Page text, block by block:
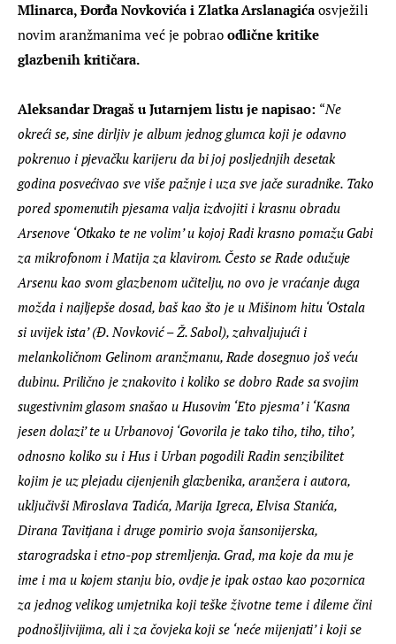
Mlinarca, Đorđa Novkovića i Zlatka Arslanagića osvježili
novim aranžmanima već je pobrao odlične kritike
glazbenih kritičara.
Aleksandar Dragaš u Jutarnjem listu je napisao: “Ne
okreći se, sine dirljiv je album jednog glumca koji je odavno
pokrenuo i pjevačku karijeru da bi joj posljednjih desetak
godina posvećivao sve više pažnje i uza sve jače suradnike. Tako
pored spomenutih pjesama valja izdvojiti i krasnu obradu
Arsenove ‘Otkako te ne volim’ u kojoj Radi krasno pomažu Gabi
za mikrofonom i Matija za klavirom. Često se Rade odužuje
Arsenu kao svom glazbenom učitelju, no ovo je vraćanje duga
možda i najljepše dosad, baš kao što je u Mišinom hitu ‘Ostala
si uvijek ista’ (Đ. Novković – Ž. Sabol), zahvaljujući i
melankoličnom Gelinom aranžmanu, Rade dosegnuo još veću
dubinu. Prilično je znakovito i koliko se dobro Rade sa svojim
sugestivnim glasom snašao u Husovim ‘Eto pjesma’ i ‘Kasna
jesen dolazi’ te u Urbanovoj ‘Govorila je tako tiho, tiho, tiho’,
odnosno koliko su i Hus i Urban pogodili Radin senzibilitet
kojim je uz plejadu cijenjenih glazbenika, aranžera i autora,
uključivši Miroslava Tadića, Marija Igreca, Elvisa Stanića,
Dirana Tavitjana i druge pomirio svoja šansonijerska,
starogradska i etno-pop stremljenja. Grad, ma koje da mu je
ime i ma u kojem stanju bio, ovdje je ipak ostao kao pozornica
za jednog velikog umjetnika koji teške životne teme i dileme čini
podnošljivijima, ali i za čovjeka koji se ‘neće mijenjati’ i koji se